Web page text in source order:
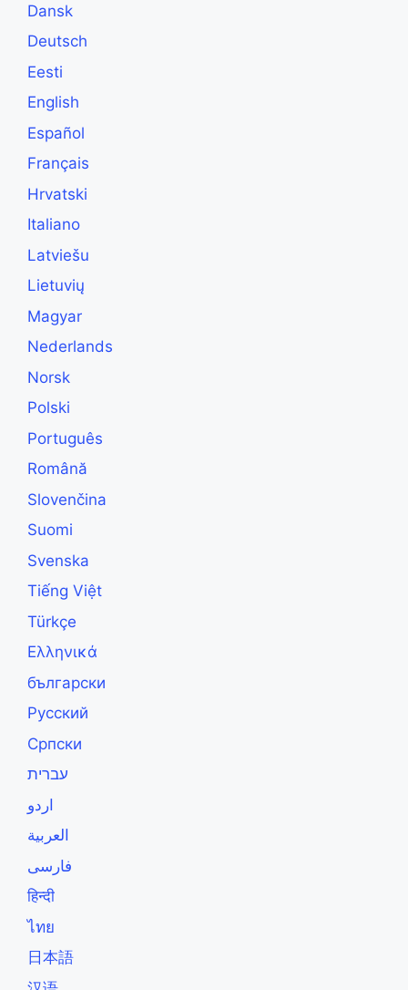
Dansk
Deutsch
Eesti
English
Español
Français
Hrvatski
Italiano
Latviešu
Lietuvių
Magyar
Nederlands
Norsk
Polski
Português
Română
Slovenčina
Suomi
Svenska
Tiếng Việt
Türkçe
Ελληνικά
български
Русский
Српски
עברית
اردو
العربية
فارسی
हिन्दी
ไทย
日本語